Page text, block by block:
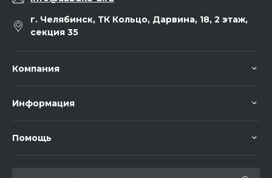
г. Челябинск, ТК Кольцо, Дарвина, 18, 2 этаж,
секция 35
Компания
Информация
Помощь